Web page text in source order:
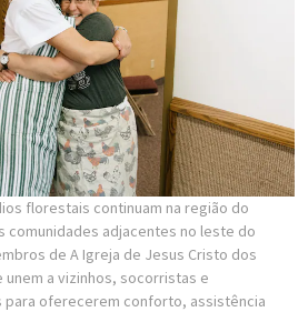
florestais continuam na região do
comunidades adjacentes no leste do
de A Igreja de Jesus Cristo dos
unem a vizinhos, socorristas e
para oferecerem conforto, assistência